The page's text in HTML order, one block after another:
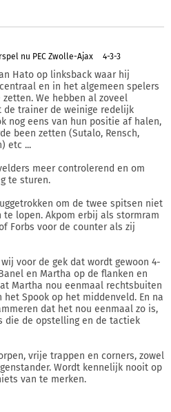
nu PEC Zwolle-Ajax 4-3-3
Hato op linksback waar hij
en in het algemeen spelers
We hebben al zoveel
de trainer de weinige redelijk
nog eens van hun positie af halen,
been zetten (Sutalo, Rensch,
etc ...
meer controlerend en om
te sturen.
om de twee spitsen niet
lopen. Akpom erbij als stormram
Forbs voor de counter als zij
voor de gek dat wordt gewoon 4-
en Martha op de flanken en
Martha nou eenmaal rechtsbuiten
Spook op het middenveld. En na
dat het nou eenmaal zo is,
die de opstelling en de tactiek
vrije trappen en corners, zowel
Wordt kennelijk nooit op
van te merken.